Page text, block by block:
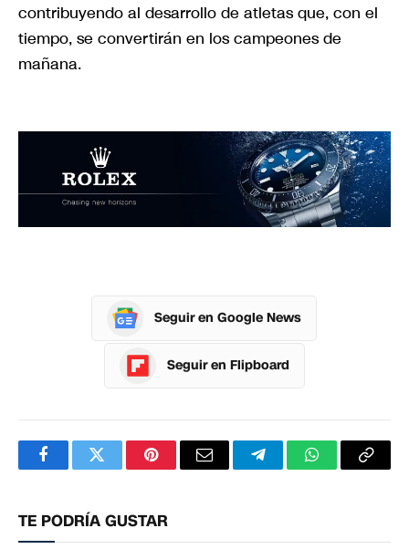
contribuyendo al desarrollo de atletas que, con el
tiempo, se convertirán en los campeones de
mañana.
Seguir en Google News
Seguir en Flipboard
FacebookTwitterPinterestCorreoTelegramWhatsApp
TE PODRÍA GUSTAR